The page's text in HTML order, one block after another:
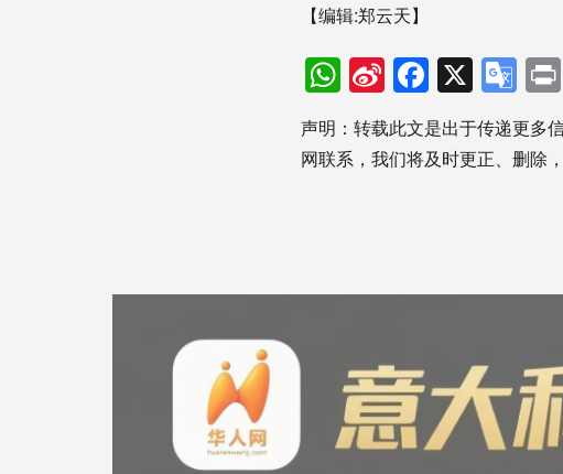
【编辑:郑云天】
WhatsApp
Sina
Weibo
X
声明：转载此文是出于传递更多
网联系，我们将及时更正、删除